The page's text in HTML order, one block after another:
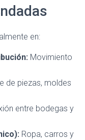
en:
Movimiento
de piezas, moldes
entre bodegas y
Ropa, carros y